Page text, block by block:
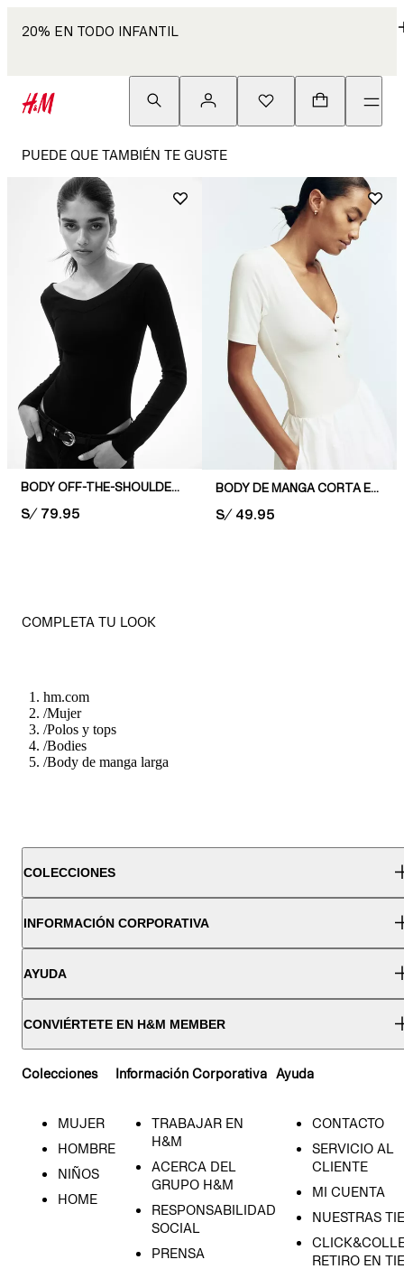
20% EN TODO INFANTIL
PUEDE QUE TAMBIÉN TE GUSTE
BODY OFF-THE-SHOULDER EN PUNTO ROMA
PRICE:
S/ 79.95
BODY DE MANGA CORTA EN VISCOSA
PRICE:
S/ 49.95
COMPLETA TU LOOK
hm.com
/Mujer
/Polos y tops
/Bodies
/Body de manga larga
COLECCIONES
INFORMACIÓN CORPORATIVA
AYUDA
CONVIÉRTETE EN H&M MEMBER
Colecciones
MUJER
HOMBRE
NIÑOS
HOME
Información Corporativa
TRABAJAR EN
H&M
ACERCA DEL
GRUPO H&M
RESPONSABILIDAD
SOCIAL
PRENSA
Ayuda
CONTACTO
SERVICIO AL
CLIENTE
MI CUENTA
NUESTRAS
RETIRO EN